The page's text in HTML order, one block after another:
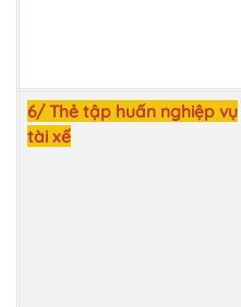
6/ Thẻ tập huấn nghiệp vụ
tài xế